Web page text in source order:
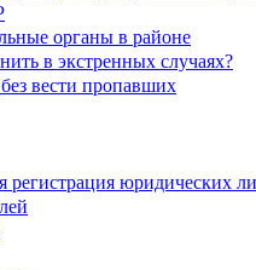
органы в районе
в экстренных случаях?
вести пропавших
регистрация юридических